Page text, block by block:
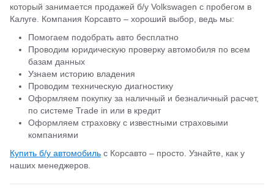
который занимается продажей б/у Volkswagen с пробегом в
Калуге. Компания Корсавто – хороший выбор, ведь мы:
Помогаем подобрать авто бесплатно
Проводим юридическую проверку автомобиля по всем
базам данных
Узнаем историю владения
Проводим техническую диагностику
Оформляем покупку за наличный и безналичный расчет,
по системе Trade in или в кредит
Оформляем страховку с известными страховыми
компаниями
Купить б/у автомобиль с Корсавто – просто. Узнайте, как у
наших менеджеров.